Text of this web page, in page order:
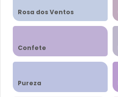
Rosa dos Ventos
Confete
Pureza